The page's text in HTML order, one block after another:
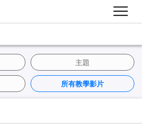
主題
所有教學影片